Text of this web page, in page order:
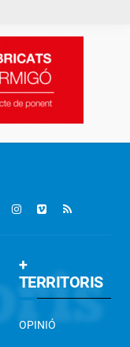
+
TERRITORIS
OPINIÓ